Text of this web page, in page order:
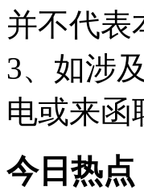
并不代表
3、如涉
电或来函
今日热点